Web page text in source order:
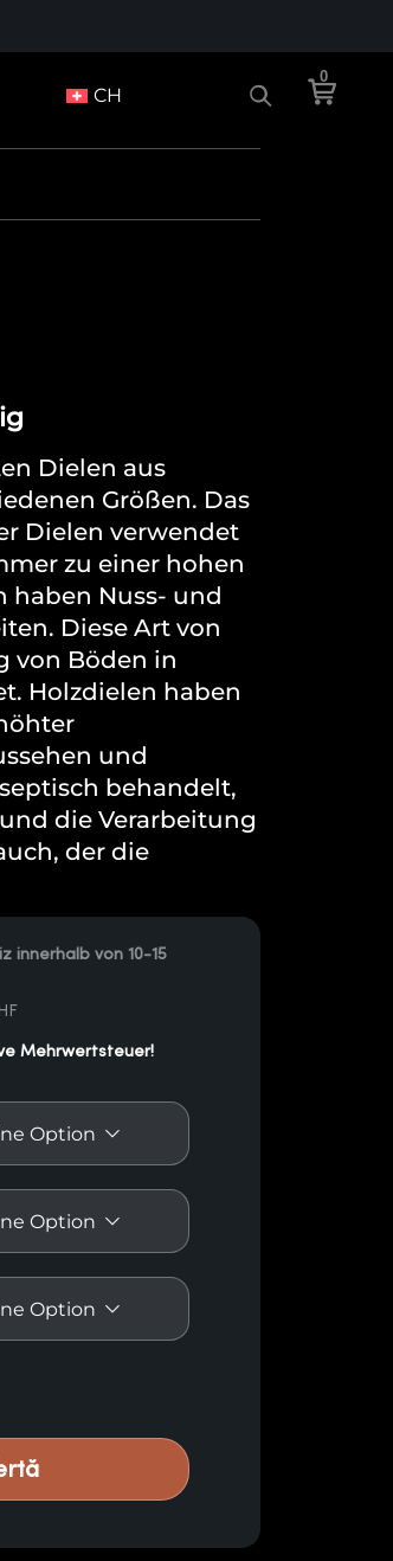
CH
0
Dielen aus
Größen. Das
Dielen verwendet
zu einer hohen
haben Nuss- und
Diese Art von
von Böden in
Holzdielen haben
und
behandelt,
die Verarbeitung
der die
innerhalb von 10-15
Mehrwertsteuer!